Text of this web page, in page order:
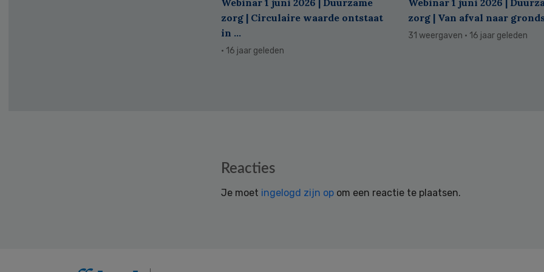
Webinar 1 juni 2026 | Duurzame
zorg | Circulaire waarde ontstaat
in ...
· 16 jaar geleden
Webinar 1 juni 2026 |
zorg | Van afval naar
31 weergaven · 16 jaar geleden
Reacties
Je moet ingelogd zijn op om een reactie te plaatsen.